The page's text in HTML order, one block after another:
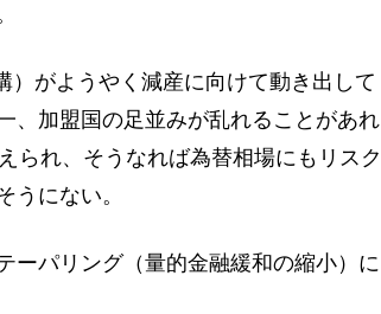
がようやく減産に向けて動き出して
、加盟国の足並みが乱れることがあれ
られ、そうなれば為替相場にもリスク
うにない。
パリング（量的金融緩和の縮小）に